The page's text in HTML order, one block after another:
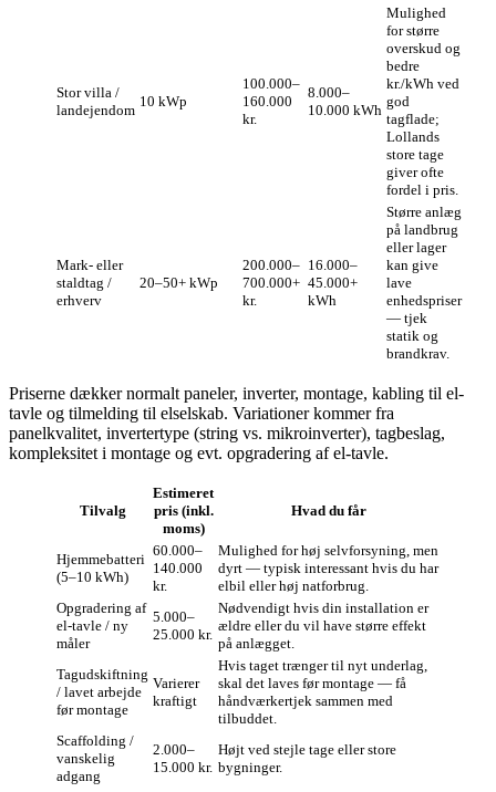
Stor villa /
landejendom
10 kWp
100.000–
160.000
kr.
8.000–
10.000 kWh
Mulighed
for større
overskud og
bedre
kr./kWh ved
god
tagflade;
Lollands
store tage
giver ofte
fordel i pris.
Mark- eller
staldtag /
erhverv
20–50+ kWp
200.000–
700.000+
kr.
16.000–
45.000+
kWh
Større anlæg
på landbrug
eller lager
kan give
lave
enhedspriser
— tjek
statik og
brandkrav.
Priserne dækker normalt paneler, inverter, montage, kabling til el-
tavle og tilmelding til elselskab. Variationer kommer fra
panelkvalitet, invertertype (string vs. mikroinverter), tagbeslag,
kompleksitet i montage og evt. opgradering af el-tavle.
Tilvalg
Estimeret
pris (inkl.
moms)
Hvad du får
Hjemmebatteri
(5–10 kWh)
60.000–
140.000
kr.
Mulighed for høj selvforsyning, men
dyrt — typisk interessant hvis du har
elbil eller høj natforbrug.
Opgradering af
el-tavle / ny
måler
5.000–
25.000 kr.
Nødvendigt hvis din installation er
ældre eller du vil have større effekt
på anlægget.
Tagudskiftning
/ lavet arbejde
før montage
Varierer
kraftigt
Hvis taget trænger til nyt underlag,
skal det laves før montage — få
håndværkertjek sammen med
tilbuddet.
Scaffolding /
vanskelig
adgang
2.000–
15.000 kr.
Højt ved stejle tage eller store
bygninger.